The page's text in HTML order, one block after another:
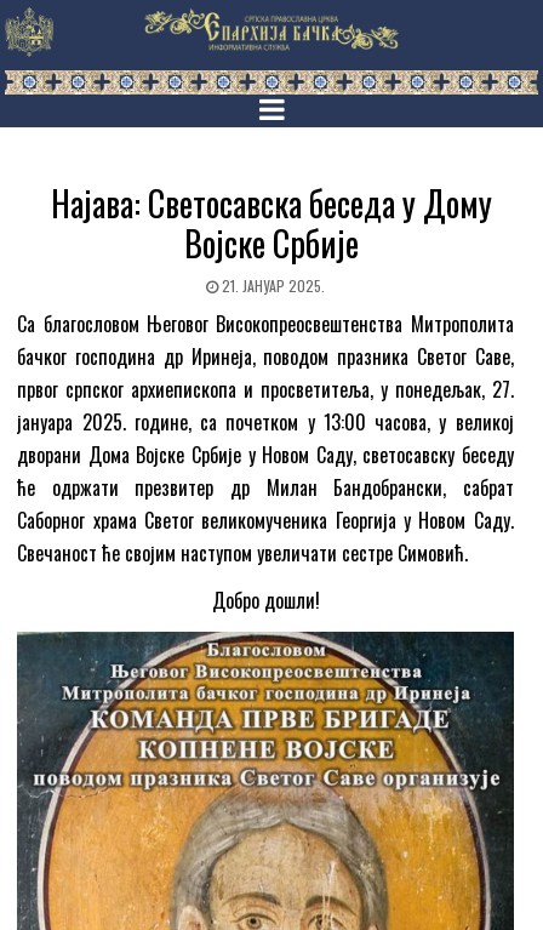
Најава: Светосавска беседа у Дому
Војске Србије
21. ЈАНУАР 2025.
Са благословом Његовог Високопреосвештенства Митрополита
бачког господина др Иринеја, поводом празника Светог Саве,
првог српског архиепископа и просветитеља, у понедељак, 27.
јануара 2025. године, са почетком у 13:00 часова, у великој
дворани Дома Војске Србије у Новом Саду, светосавску беседу
ће одржати презвитер др Милан Бандобрански, сабрат
Саборног храма Светог великомученика Георгија у Новом Саду.
Свечаност ће својим наступом увеличати сестре Симовић.
Добро дошли!